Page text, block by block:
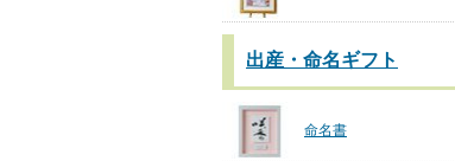
出産・命名ギフト
命名書